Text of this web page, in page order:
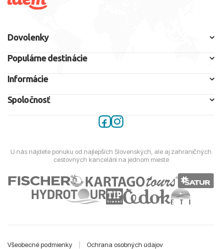
Dovolenky
Populárne destinácie
Informácie
Spoločnosť
U nás nájdete ponuku od najlepších Slovenských, ale aj zahraničných
cestovných kancelárií na jednom mieste
Všeobecné podmienky Ochrana osobných údajov